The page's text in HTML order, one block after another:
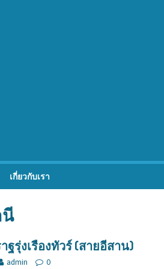
เกี่ยวกับเรา
นี
ฐรุ่งเรืองทัวร์ (สายอีสาน)
admin 0